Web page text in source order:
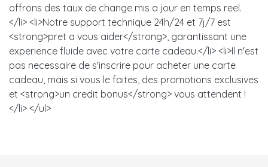
offrons des taux de change mis a jour en temps reel.
</li> <li>Notre support technique 24h/24 et 7j/7 est
<strong>pret a vous aider</strong>, garantissant une
experience fluide avec votre carte cadeau.</li> <li>Il n'est
pas necessaire de s'inscrire pour acheter une carte
cadeau, mais si vous le faites, des promotions exclusives
et <strong>un credit bonus</strong> vous attendent !
</li> </ul>